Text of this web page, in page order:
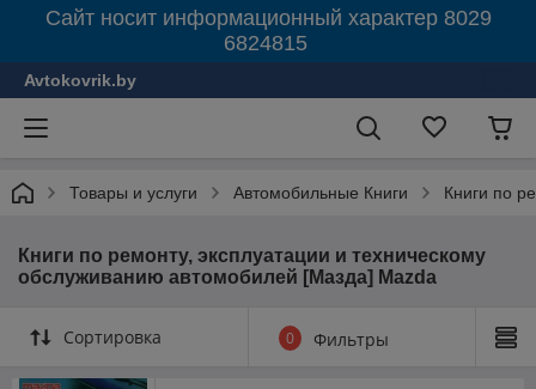
Сайт носит информационный характер 8029
6824815
Avtokovrik.by
Товары и услуги Автомобильные Книги Книги по
Книги по ремонту, эксплуатации и техническому
обслуживанию автомобилей [Мазда] Mazda
Сортировка 0 Фильтры